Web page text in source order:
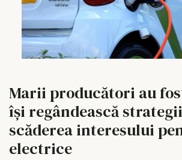
Marii producători au
își regândească
scăderea interesului
electrice